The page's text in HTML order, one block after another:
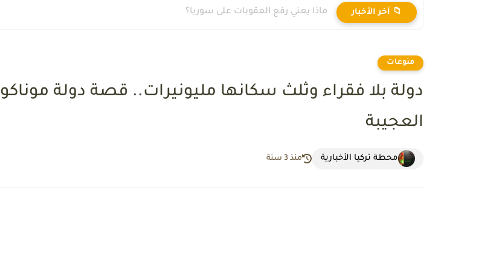
📁 آخر الأخبار ماذا يعني رفع العقوبات على سوريا؟
منوعات
دولة بلا فقراء وثلث سكانها مليونيرات.. قصة دولة موناكو
العجيبة
محطة تركيا الأخبارية منذ 3 سنة